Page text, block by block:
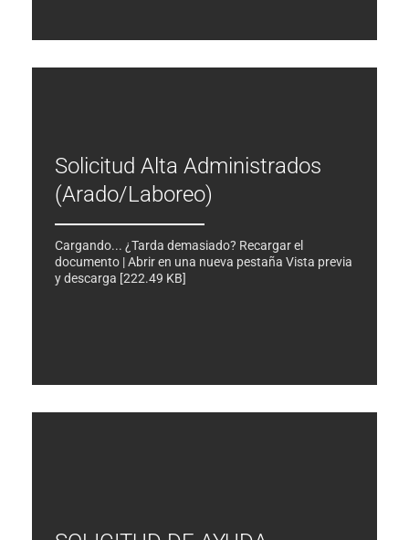
Solicitud Alta Administrados
(Arado/Laboreo)
Cargando... ¿Tarda demasiado? Recargar el
documento | Abrir en una nueva pestaña Vista previa
y descarga [222.49 KB]